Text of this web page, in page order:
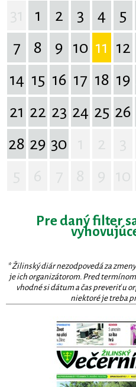
1 2 3 4 5
7
8 9 10 11 12
14 15 16 17 18 19
21 22 23 24 25 26
28 29 30
Pre daný filter
* Žilinský diár nezodpovedá za
je ich organizátorom. Pred
vhodné si dátum a čas preveriť u
niektoré je treba